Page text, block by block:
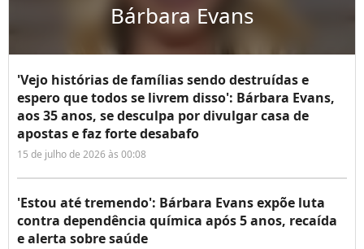
Bárbara Evans
'Vejo histórias de famílias sendo destruídas e
espero que todos se livrem disso': Bárbara Evans,
aos 35 anos, se desculpa por divulgar casa de
apostas e faz forte desabafo
15 de julho de 2026 às 00:08
'Estou até tremendo': Bárbara Evans expõe luta
contra dependência química após 5 anos, recaída
e alerta sobre saúde